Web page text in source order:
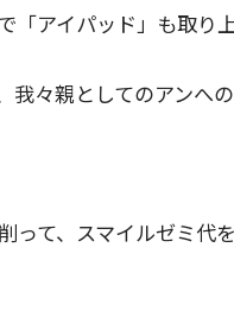
「アイパッド」も取り
我々親としてのアンへ
って、スマイルゼミ代